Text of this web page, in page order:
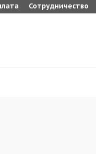
Сотрудничество